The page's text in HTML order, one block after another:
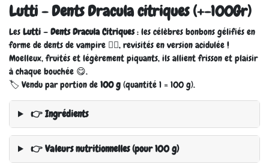
Lutti - Dents Dracula citriques (+-100Gr)
Les Lutti – Dents Dracula Citriques: les célèbres bonbons gélifiés en
forme de dents de vampire 🧛‍♂️, revisités en version acidulée !
Moelleux, fruités et légèrement piquants, ils allient frisson et plaisir
à chaque bouchée 😋.
🏷️ Vendu par portion de 100 g (quantité 1 = 100 g).
👉 Ingrédients
👉 Valeurs nutritionnelles (pour 100 g)